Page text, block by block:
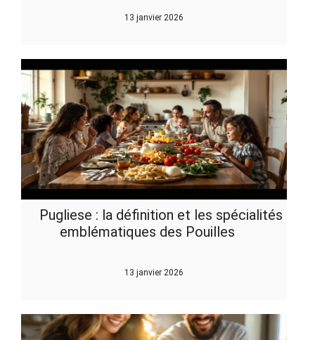
13 janvier 2026
Pugliese : la définition et les spécialités
emblématiques des Pouilles
13 janvier 2026